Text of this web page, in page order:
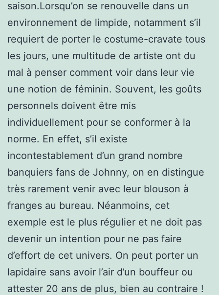
saison.Lorsqu’on se renouvelle dans un
environnement de limpide, notamment s’il
requiert de porter le costume-cravate tous
les jours, une multitude de artiste ont du
mal à penser comment voir dans leur vie
une notion de féminin. Souvent, les goûts
personnels doivent être mis
individuellement pour se conformer à la
norme. En effet, s’il existe
incontestablement d’un grand nombre
banquiers fans de Johnny, on en distingue
très rarement venir avec leur blouson à
franges au bureau. Néanmoins, cet
exemple est le plus régulier et ne doit pas
devenir un intention pour ne pas faire
d’effort de cet univers. On peut porter un
lapidaire sans avoir l’air d’un bouffeur ou
attester 20 ans de plus, bien au contraire !